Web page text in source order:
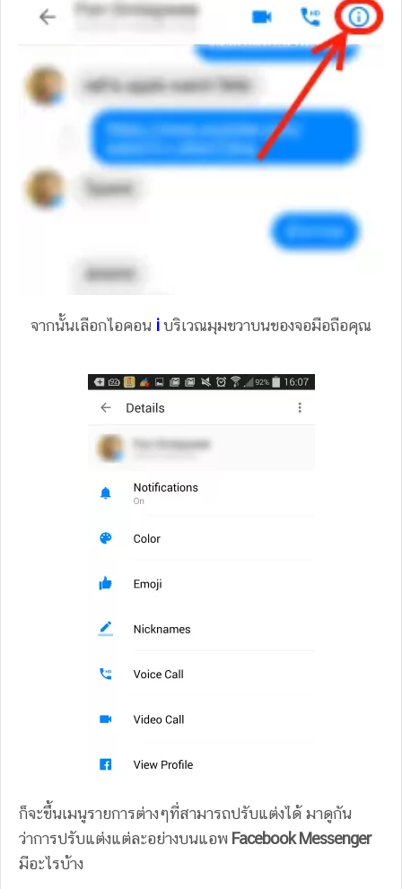
จากนั้นเลือกไอคอน iบริเวณมุมขวาบนของจอมือถือคุณ
ก็จะขึ้นเมนูรายการต่างๆที่สามารถปรับแต่งได้ มาดูกัน
ว่าการปรับแต่งแต่ละอย่างบนแอพ Facebook Messenger
มีอะไรบ้าง